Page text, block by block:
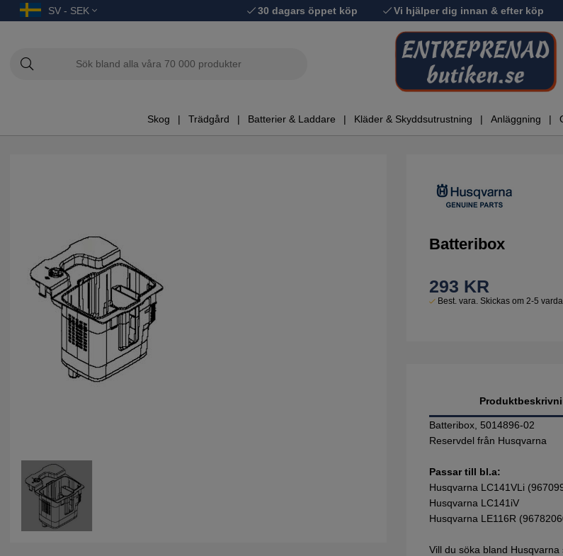
SV - SEK 30 dagars öppet köp Vi hjälper dig innan & efter köp
Skog Trädgård Batterier & Laddare Kläder & Skyddsutrustning Anläggning
Batteribox
293 KR
Best. vara. Skickas om 2-5
Batteribox, 5014896-02
Reservdel från Husqvarna
Passar till bl.a:
Husqvarna LC141VLi
Husqvarna LC141iV
Husqvarna LE116R
Vill du söka bland